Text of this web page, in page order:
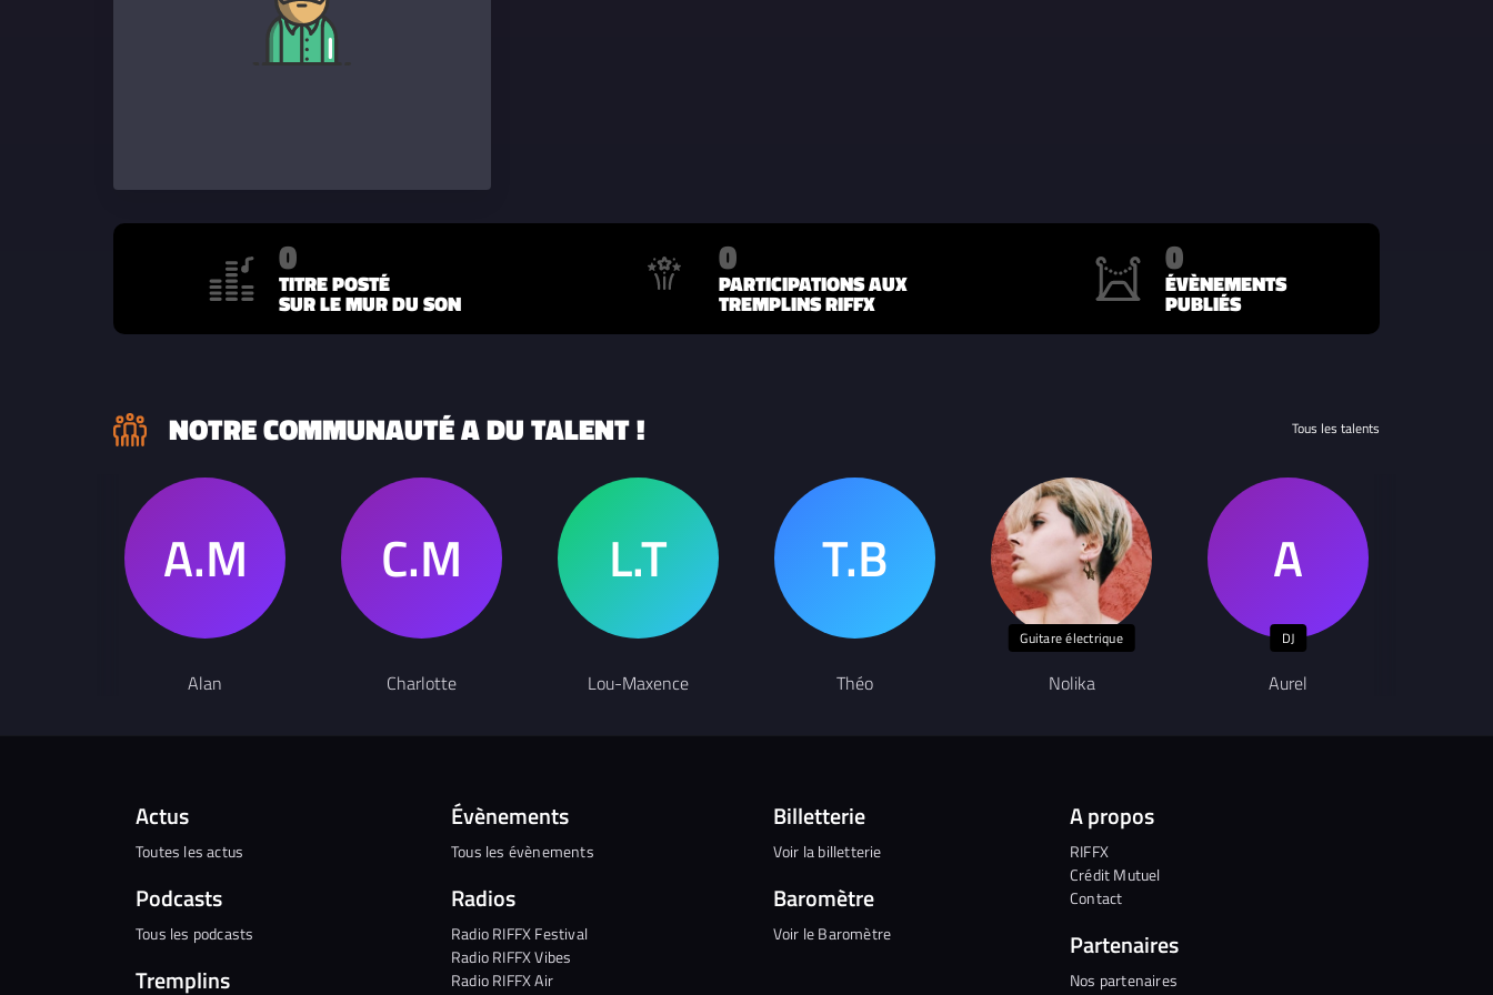
0
TITRE POSTÉ
SUR LE MUR DU SON
0
PARTICIPATIONS AUX
TREMPLINS RIFFX
0
ÉVÈNEMENTS
PUBLIÉS
NOTRE COMMUNAUTÉ A DU TALENT ! Tous les talents
Alan Charlotte Lou-Maxence Théo
Guitare électrique
Nolika
DJ
Aurel
Actus
Toutes les actus
Podcasts
Tous les podcasts
Tremplins
Évènements
Tous les évènements
Radios
Radio RIFFX Festival
Radio RIFFX Vibes
Radio RIFFX Air
Billetterie
Voir la billetterie
Baromètre
Voir le Baromètre
A propos
RIFFX
Crédit Mutuel
Contact
Partenaires
Nos partenaires